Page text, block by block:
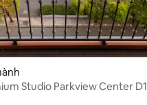
Studio Parkview Center D1